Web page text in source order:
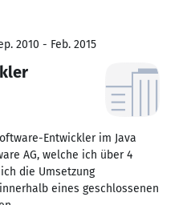
2010 - Feb. 2015
Entwickler im Java
AG, welche ich über 4
die Umsetzung
eines geschlossenen